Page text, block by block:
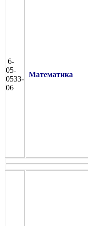
6-
05-
0533-
06
Математика